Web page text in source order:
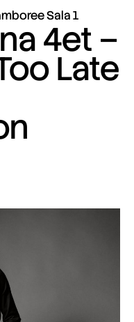
Sala 1
4et –
Late